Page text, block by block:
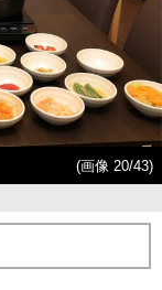
(画像 20/43)